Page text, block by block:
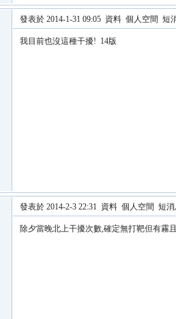
發表於 2014-1-31 09:05 資料 個人空間 短
我目前也沒這種干擾! 14版
發表於 2014-2-3 22:31 資料 個人空間 短消
除夕當晚北上干擾次數,確定無打靶但有霧